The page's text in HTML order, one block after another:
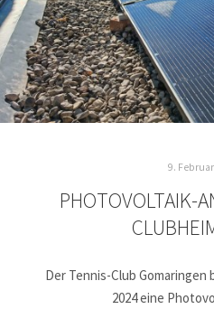
9.
PHOTOVOLTAIK-
Der Tennis-Club
2024 eine